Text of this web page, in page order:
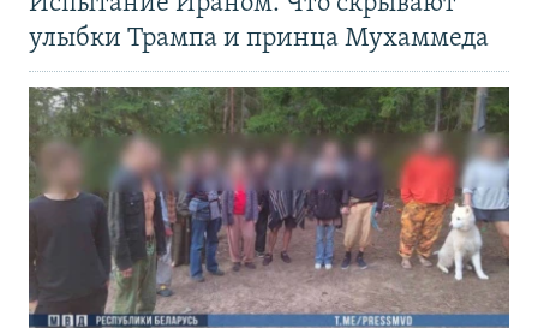
улыбки Трампа и принца Мухаммеда